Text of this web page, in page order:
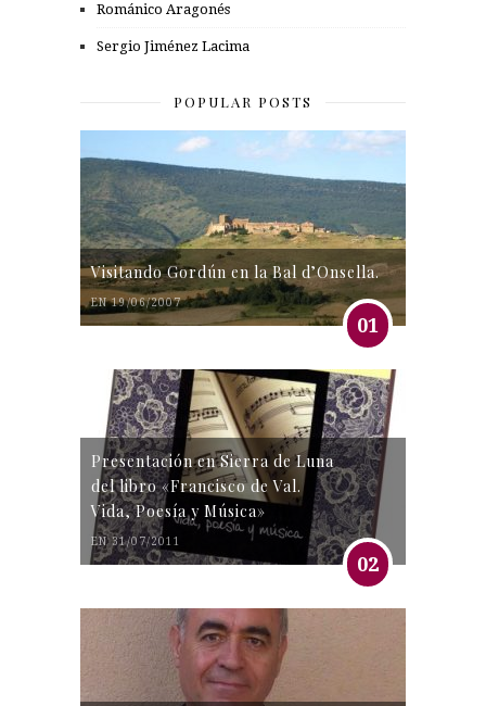
Románico Aragonés
Sergio Jiménez Lacima
POPULAR POSTS
Visitando Gordún en la Bal d’Onsella.
EN 19/06/2007
01
Presentación en Sierra de Luna
del libro «Francisco de Val.
Vida, Poesía y Música»
EN 31/07/2011
02